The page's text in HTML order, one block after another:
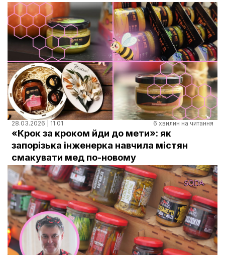
28.03.2026 | 11:01 6 хвилин на читання
«Крок за кроком йди до мети»: як
запорізька інженерка навчила містян
смакувати мед по-новому